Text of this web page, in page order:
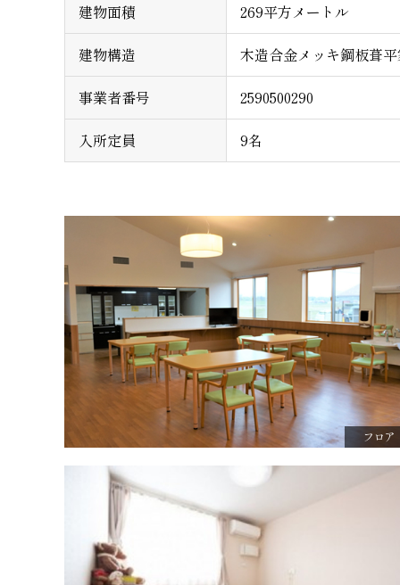
建物面積
269平方メートル
建物構造
木造合金メッキ鋼板葺
事業者番号
2590500290
入所定員
9名
フロア